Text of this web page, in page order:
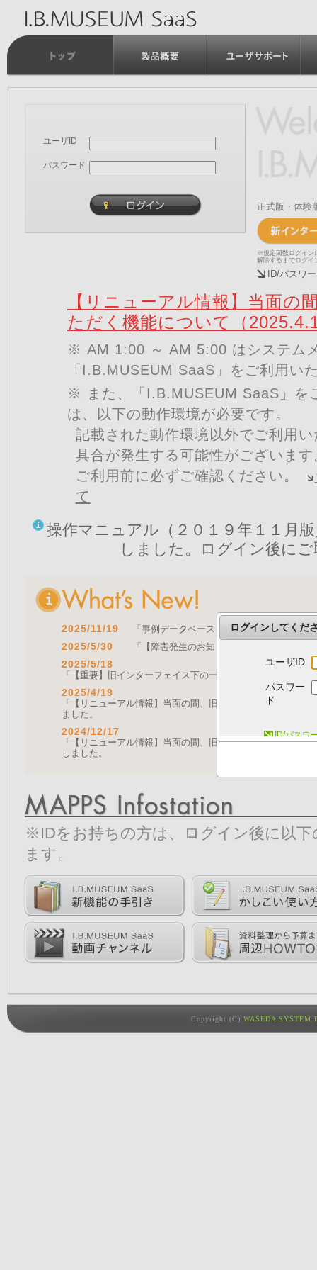
ユーザID
パスワード
正式版・体験
※規定回数ログイン
解除するまでログイ
ID/パスワ
【リニューアル情報】当面の
ただく機能について（
※ AM 1:00 ～ AM 5:00 はシステム
「I.B.MUSEUM SaaS」をご利用い
※ また、「I.B.MUSEUM SaaS」を
は、以下の動作環境が必要です。
記載された動作環境以外でご利用
具合が発生する可能性がございます
ご利用前に必ずご確認ください。
て
操作マニュアル（２０１９年１１月
しました。ログイン後に
2025/11/19 「事例データベースを公開しました」 をア
2025/5/30 「【障害発生のお知らせ｜復旧済み】Web
2025/5/18
「【重要】旧インターフェイス下の一部機能の停止につい
2025/4/19
「【リニューアル情報】当面の間、旧画面をご利用いただ
ました。
2024/12/17
「【リニューアル情報】当面の間、旧画面をご利用いただ
しました。
※IDをお持ちの方は、ログイン後に以
ます。
Copyright (C) WASEDA SYSTEM
ログインしてくだ
ユーザID
パスワー
ド
ID/パスワ